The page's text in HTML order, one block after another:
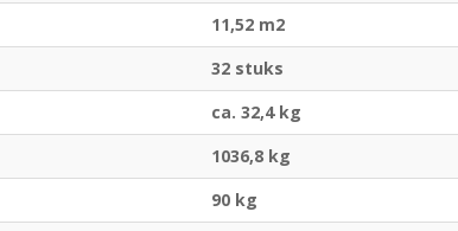
11,52 m2
32 stuks
ca. 32,4 kg
1036,8 kg
90 kg